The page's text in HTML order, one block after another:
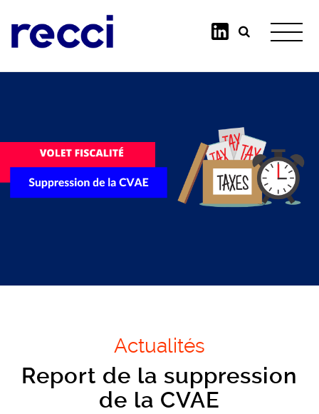
Actualités
Report de la suppression
de la CVAE